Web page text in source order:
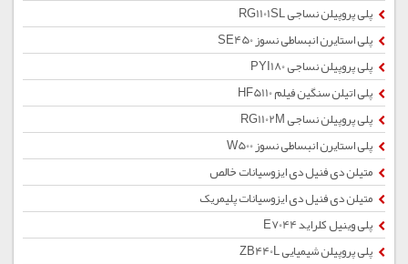
پلی پروپیلن نساجی RG1101SL
پلی استایرن انبساطی نسوز SE450
پلی پروپیلن نساجی PYI180
پلی اتیلن سنگین فیلم HF5110
پلی پروپیلن نساجی RG1102M
پلی استایرن انبساطی نسوز W500
متیلن دی فنیل دی ایزوسیانات خالص
متیلن دی فنیل دی ایزوسیانات پلیمریک
پلی وینیل کلراید E7044
پلی پروپیلن شیمیایی ZB440L